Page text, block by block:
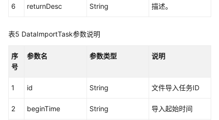
理
呼
理
6 returnDesc String 描述。
表5 DataImportTask参数说明
序
号
参数名 参数类型 说明
1 id String 文件导入任务ID
2 beginTime String 导入起始时间